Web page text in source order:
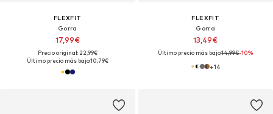
FLEXFIT
Gorra
17,99€
Precio original: 22,99€
Último precio más bajo:10,79€
FLEXFIT
Gorra
13,49€
Último precio más bajo:14,99€-10%
+14